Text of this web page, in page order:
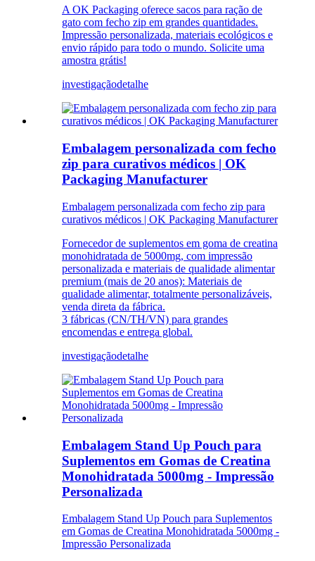
A OK Packaging oferece sacos para ração de
gato com fecho zip em grandes quantidades.
Impressão personalizada, materiais ecológicos e
envio rápido para todo o mundo. Solicite uma
amostra grátis!
investigaçãodetalhe
Embalagem personalizada com fecho
zip para curativos médicos | OK
Packaging Manufacturer
Embalagem personalizada com fecho zip para
curativos médicos | OK Packaging Manufacturer
Fornecedor de suplementos em goma de creatina
monohidratada de 5000mg, com impressão
personalizada e materiais de qualidade alimentar
premium (mais de 20 anos): Materiais de
qualidade alimentar, totalmente personalizáveis,
venda direta da fábrica.
3 fábricas (CN/TH/VN) para grandes
encomendas e entrega global.
investigaçãodetalhe
Embalagem Stand Up Pouch para
Suplementos em Gomas de Creatina
Monohidratada 5000mg - Impressão
Personalizada
Embalagem Stand Up Pouch para Suplementos
em Gomas de Creatina Monohidratada 5000mg -
Impressão Personalizada